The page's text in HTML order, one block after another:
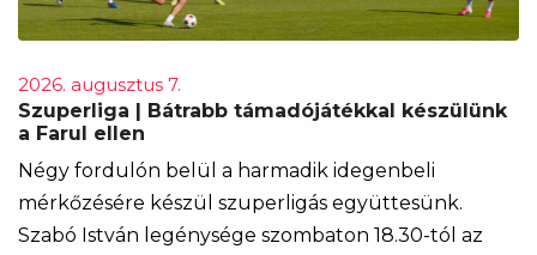
2026. augusztus 7.
Szuperliga | Bátrabb támadójátékkal készülünk
a Farul ellen
Négy fordulón belül a harmadik idegenbeli
mérkőzésére készül szuperligás együttesünk.
Szabó István legénysége szombaton 18.30-tól az